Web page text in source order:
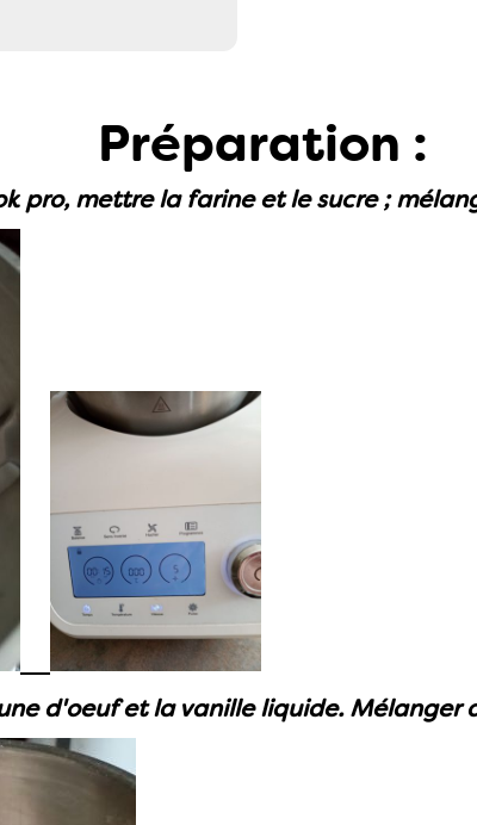
Préparation :
pro, mettre la farine et le sucre ;
d'oeuf et la vanille liquide. Mélanger